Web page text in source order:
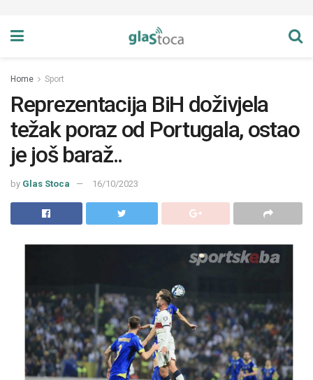
Home Sport
Reprezentacija BiH doživjela
težak poraz od Portugala, ostao
je još baraž..
by Glas Stoca 16/10/2023